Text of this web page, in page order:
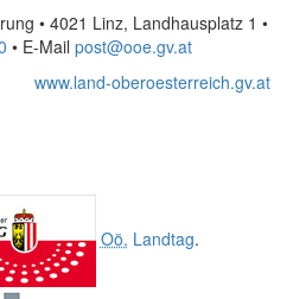
• 4021 Linz, Landhausplatz 1 •
• E-Mail post@ooe.gv.at
www.land-oberoesterreich.gv.at
Oö. Landtag.